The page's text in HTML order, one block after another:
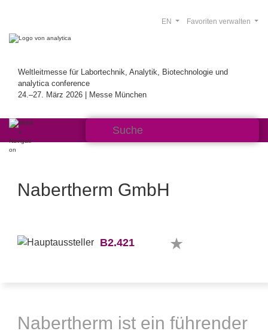
Weltleitmesse für Labortechnik, Analytik, Biotechnologie und
analytica conference
24.–27. März 2026 | Messe München
Favoriten verwalten
EN
Nabertherm GmbH
B2.421
Nabertherm ist ein führender